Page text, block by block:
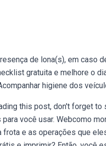
de lona(s), em caso
gratuita e melhore o
higiene dos
this post, don't forget
você usar. Webcomo
e as operações que